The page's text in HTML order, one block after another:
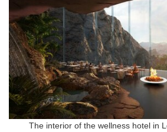
The interior of the wellness hotel in